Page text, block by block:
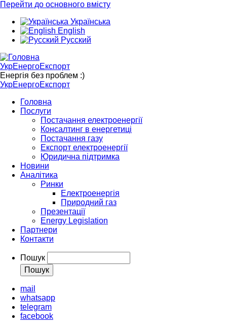
Перейти до основного вмісту
Українська
English
Русский
УкрЕнергоЕкспорт
Енергія без проблем :)
УкрЕнергоЕкспорт
Головна
Послуги
Постачання електроенергії
Консалтинг в енергетиці
Постачання газу
Експорт електроенергії
Юридична підтримка
Новини
Аналітика
Ринки
Електроенергія
Природний газ
Презентації
Energy Legislation
Партнери
Контакти
Пошук
mail
whatsapp
telegram
facebook